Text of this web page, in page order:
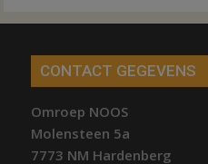
CONTACT GEGEVENS
Omroep NOOS
Molensteen 5a
7773 NM Hardenberg